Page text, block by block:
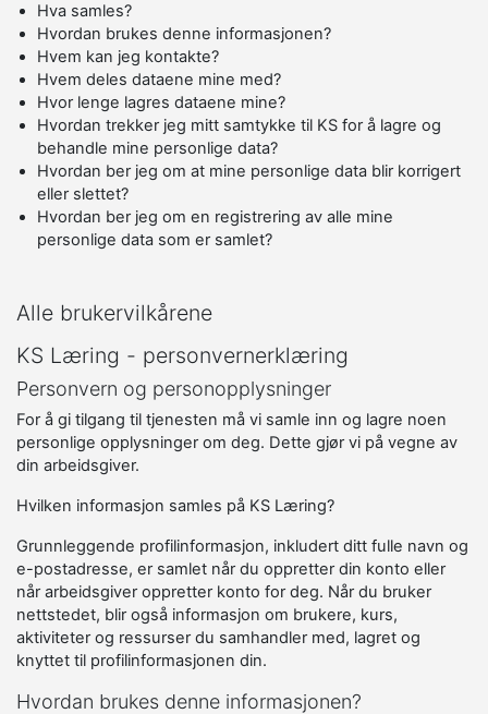
Hva samles?
Hvordan brukes denne informasjonen?
Hvem kan jeg kontakte?
Hvem deles dataene mine med?
Hvor lenge lagres dataene mine?
Hvordan trekker jeg mitt samtykke til KS for å lagre og
behandle mine personlige data?
Hvordan ber jeg om at mine personlige data blir korrigert
eller slettet?
Hvordan ber jeg om en registrering av alle mine
personlige data som er samlet?
Alle brukervilkårene
KS Læring - personvernerklæring
Personvern og personopplysninger
For å gi tilgang til tjenesten må vi samle inn og lagre noen
personlige opplysninger om deg. Dette gjør vi på vegne av
din arbeidsgiver.
Hvilken informasjon samles på KS Læring?
Grunnleggende profilinformasjon, inkludert ditt fulle navn og
e-postadresse, er samlet når du oppretter din konto eller
når arbeidsgiver oppretter konto for deg. Når du bruker
nettstedet, blir også informasjon om brukere, kurs,
aktiviteter og ressurser du samhandler med, lagret og
knyttet til profilinformasjonen din.
Hvordan brukes denne informasjonen?